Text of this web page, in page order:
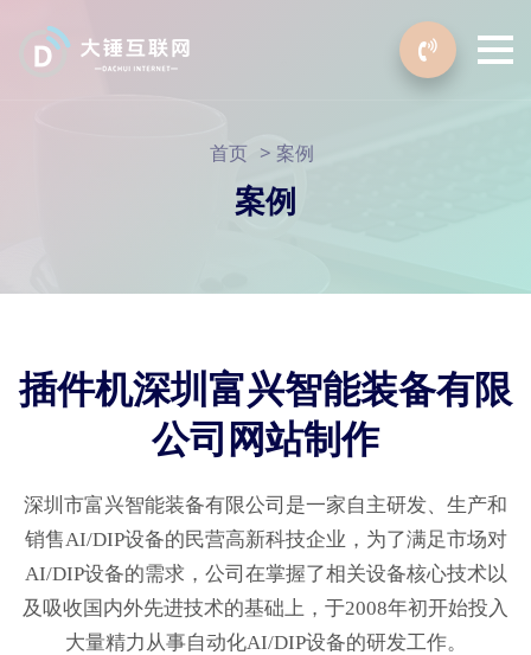
首页 > 案例
案例
插件机深圳富兴智能装备有限
公司网站制作
深圳市富兴智能装备有限公司是一家自主研发、生产和
销售AI/DIP设备的民营高新科技企业，为了满足市场对
AI/DIP设备的需求，公司在掌握了相关设备核心技术以
及吸收国内外先进技术的基础上，于2008年初开始投入
大量精力从事自动化AI/DIP设备的研发工作。